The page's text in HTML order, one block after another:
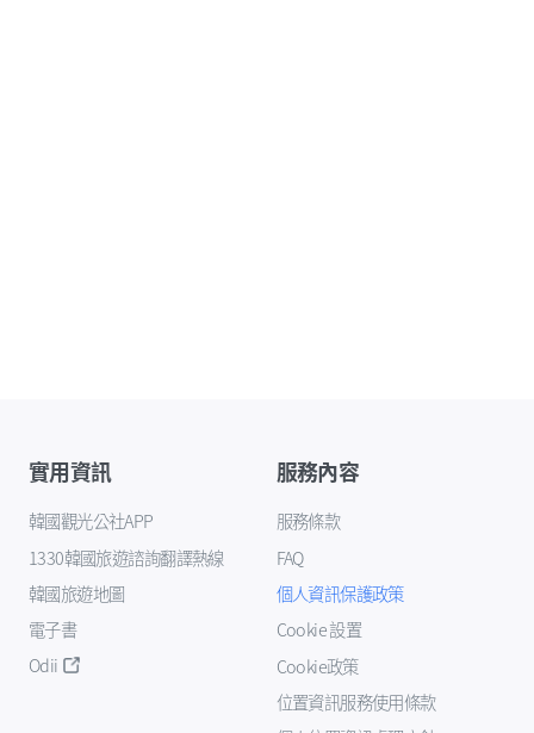
實用資訊
韓國觀光公社APP
1330韓國旅遊諮詢翻譯熱線
韓國旅遊地圖
電子書
Odii
服務內容
服務條款
FAQ
個人資訊保護政策
Cookie 設置
Cookie政策
位置資訊服務使用條款